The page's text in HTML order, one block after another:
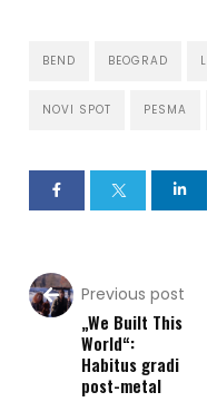
BEND BEOGRAD
NOVI SPOT PESMA
Previous post
„We Built This
World“:
Habitus gradi
post-metal